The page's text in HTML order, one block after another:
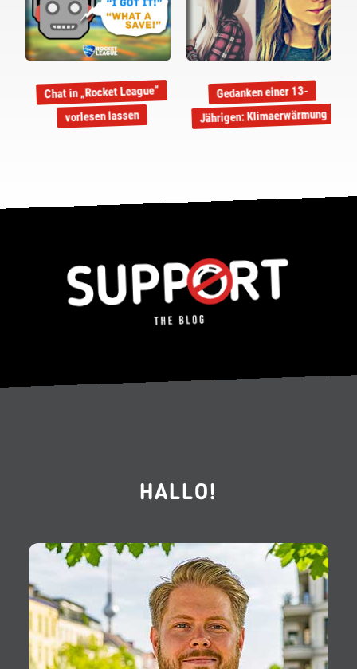
Chat in „Rocket League“
vorlesen lassen
Gedanken einer 13-
Jährigen: Klimaerwärmung
HALLO!